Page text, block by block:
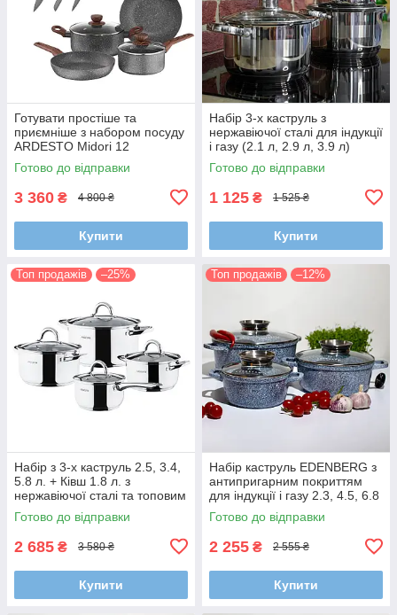
Готувати простіше та
приємніше з набором посуду
ARDESTO Midori 12
предметів AR1912CGS
Готово до відправки
3 360 ₴ 4 800 ₴
Купити
Набір 3-х каструль з
нержавіючої сталі для індукції
і газу (2.1 л, 2.9 л, 3.9 л)
Готово до відправки
1 125 ₴ 1 525 ₴
Купити
Топ продажів –25%
Набір з 3-х каструль 2.5, 3.4,
5.8 л. + Ківш 1.8 л. з
нержавіючої сталі та топовим
капсульним багатошаровим
дном
Готово до відправки
2 685 ₴ 3 580 ₴
Купити
Топ продажів –12%
Набір каструль EDENBERG з
антипригарним покриттям
для індукції і газу 2.3, 4.5, 6.8
л
Готово до відправки
2 255 ₴ 2 555 ₴
Купити